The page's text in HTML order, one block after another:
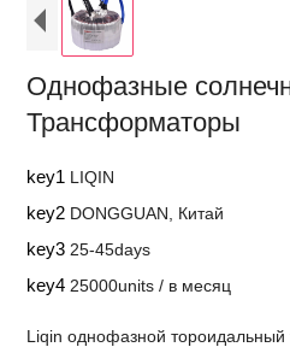
Однофазные
Трансформаторы
key1 LIQIN
key2 DONGGUAN, Китай
key3 25-45days
key4 25000units / в месяц
Liqin однофазной